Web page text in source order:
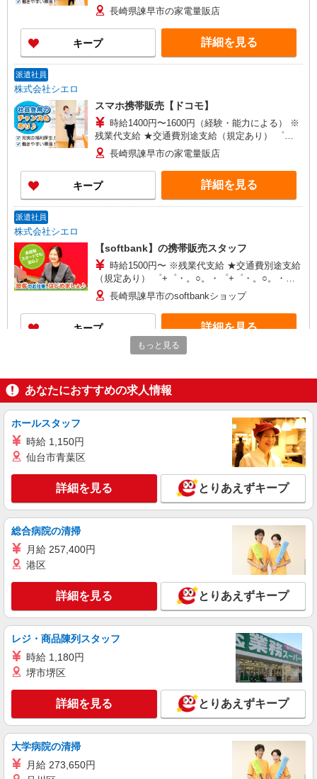
+゜・。○。・゜+゜・。○。・゜+゜ 入社祝い金10
万円支給(規定有) お友達を紹介頂くと, インセンテ
ィブ支給(規定有) ★月2回払い・週払い可能（規程
有）★ ゜・。○。・゜+゜・。○。・゜+゜
長崎県諫早市の家電量販店
キープ 詳細を見る
派遣社員
株式会社シエロ
スマホ携帯販売【ドコモ】
時給1400円〜1600円（経験・能力による） ※
残業代支給 ★交通費別途支給（規定あり） ゜
+゜・。○。・゜+゜・。○。・゜+゜ 入社祝い金10
万円支給(規定有) お友達を紹介頂くと, インセンテ
ィブ支給(規定有) ★月2回払い・週払い可能（規程
有）★ ゜・。○。・゜+゜・。○。・゜+゜
長崎県諫早市の家電量販店
キープ 詳細を見る
派遣社員
株式会社シエロ
【softbank】の携帯販売スタッフ
時給1500円〜 ※残業代支給 ★交通費別途支給
（規定あり） ゜+゜・。○。・゜+゜・。○。・゜
+゜ 入社祝い金10万円支給(規定有) お友達を紹介
頂くと, インセンティブ支給(規定有) ★月2回払
い・週払い可能（規程有）★ ゜・。○。・゜
+゜・。○。・゜+゜
長崎県諫早市のsoftbankショップ
キープ 詳細を見る
人気機種に詳しくなれる携帯販売
【softbank】
月給231500円〜256500円（経験・能力によ
る） ※上記金額に時間外手当/インセンティブが加
算 ・賞与あり・時間外手当あり（平均残業時間：
10h/月）・地域手当/職能手当あり・Workstyle支
援金（4000円/月）あり・実績によりインセンティ
ブあり ★交通費別途支給（規定あり） ゜+゜・。
○。・゜+゜・。○。・゜+゜ 入社祝い金10万円支
給(規定有) お友達を紹介頂くと, インセンティブ支
給(規定有) ゜・。○。・゜+゜・。○。・゜+゜
キープ 詳細を見る
株式会社シエロ
【softbank】の携帯販売スタッフ
時給1500円〜 ※残業代支給 ★交通費別途支給
+゜ 入社祝い金10万円支給(規定有) お友達を紹介
頂くと, インセンティブ支給(規定有) ★月2回払
い・週払い可能（規程有）★ ゜・。○。・゜
+゜・。○。・゜+゜
長崎県諫早市のsoftbankショップ
キープ 詳細を見る
紹介予定派遣
株式会社シエロ
【softbank】人気機種に詳しくなれる携帯販
売
月給209721円〜256438円（経験・能力によ
る） 固定残業代:26331円〜33098円（20時間相
当） ＊時間外手当は時間外労働の有無にかかわら
ず、固定残業代として支給し、相当時間を超える
時間外労働分は法定どおり追加で支給します。 ※
もっと見る
あなたにおすすめの求人情報
ホールスタッフ
時給 1,150円
仙台市青葉区
詳細を見る とりあえずキープ
総合病院の清掃
月給 257,400円
港区
詳細を見る とりあえずキープ
レジ・商品陳列スタッフ
時給 1,180円
堺市堺区
詳細を見る とりあえずキープ
大学病院の清掃
月給 273,650円